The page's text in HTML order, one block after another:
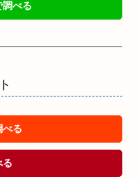
調べる
べる
る